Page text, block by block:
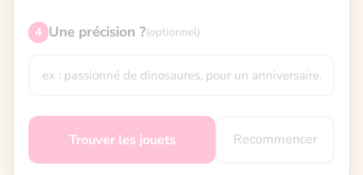
4 Une précision ?(optionnel)
Trouver les jouets Recommencer